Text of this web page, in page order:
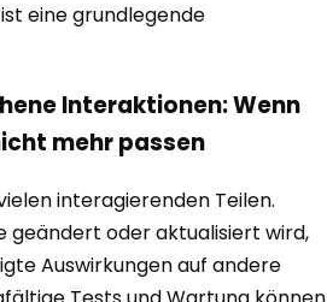
eine grundlegende
Interaktionen: Wenn
mehr passen
interagierenden Teilen.
geändert oder aktualisiert wird,
Auswirkungen auf andere